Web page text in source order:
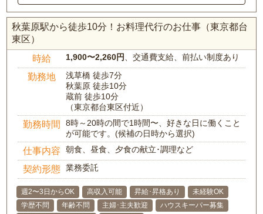
秋葉原駅から徒歩10分！お料理代行のお仕事（東京都台
東区）
時給 1,900〜2,260円、交通費支給、前払い制度あり
勤務地
浅草橋 徒歩7分
秋葉原 徒歩10分
蔵前 徒歩10分
（東京都台東区付近）
勤務時間
8時～20時の間で1時間〜、好きな日に働くこと
が可能です。(候補の日時から選択)
仕事内容 朝食、昼食、夕食の献立･調理など
契約形態 業務委託
週2〜3日からOK 高収入可能 昇給･昇格あり
未経験OK
学歴不問
年齢不問 主婦･主夫歓迎
ハウスキーパー募集